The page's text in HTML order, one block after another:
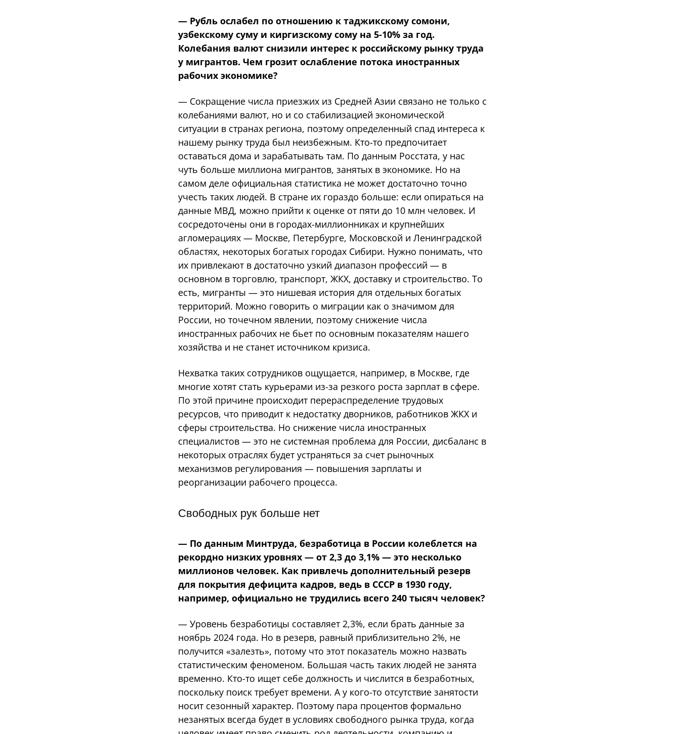
— Рубль ослабел по отношению к таджикскому сомони,
узбекскому суму и киргизскому сому на 5-10% за год.
Колебания валют снизили интерес к российскому рынку труда
у мигрантов. Чем грозит ослабление потока иностранных
рабочих экономике?
— Сокращение числа приезжих из Средней Азии связано не только с
колебаниями валют, но и со стабилизацией экономической
ситуации в странах региона, поэтому определенный спад интереса к
нашему рынку труда был неизбежным. Кто-то предпочитает
оставаться дома и зарабатывать там. По данным Росстата, у нас
чуть больше миллиона мигрантов, занятых в экономике. Но на
самом деле официальная статистика не может достаточно точно
учесть таких людей. В стране их гораздо больше: если опираться на
данные МВД, можно прийти к оценке от пяти до 10 млн человек. И
сосредоточены они в городах-миллионниках и крупнейших
агломерациях — Москве, Петербурге, Московской и Ленинградской
областях, некоторых богатых городах Сибири. Нужно понимать, что
их привлекают в достаточно узкий диапазон профессий — в
основном в торговлю, транспорт, ЖКХ, доставку и строительство. То
есть, мигранты — это нишевая история для отдельных богатых
территорий. Можно говорить о миграции как о значимом для
России, но точечном явлении, поэтому снижение числа
иностранных рабочих не бьет по основным показателям нашего
хозяйства и не станет источником кризиса.
Нехватка таких сотрудников ощущается, например, в Москве, где
многие хотят стать курьерами из-за резкого роста зарплат в сфере.
По этой причине происходит перераспределение трудовых
ресурсов, что приводит к недостатку дворников, работников ЖКХ и
сферы строительства. Но снижение числа иностранных
специалистов — это не системная проблема для России, дисбаланс в
некоторых отраслях будет устраняться за счет рыночных
механизмов регулирования — повышения зарплаты и
реорганизации рабочего процесса.
Свободных рук больше нет
— По данным Минтруда, безработица в России колеблется на
рекордно низких уровнях — от 2,3 до 3,1% — это несколько
миллионов человек. Как привлечь дополнительный резерв
для покрытия дефицита кадров, ведь в СССР в 1930 году,
например, официально не трудились всего 240 тысяч человек?
— Уровень безработицы составляет 2,3%, если брать данные за
ноябрь 2024 года. Но в резерв, равный приблизительно 2%, не
получится «залезть», потому что этот показатель можно назвать
статистическим феноменом. Большая часть таких людей не занята
временно. Кто-то ищет себе должность и числится в безработных,
поскольку поиск требует времени. А у кого-то отсутствие занятости
носит сезонный характер. Поэтому пара процентов формально
незанятых всегда будет в условиях свободного рынка труда, когда